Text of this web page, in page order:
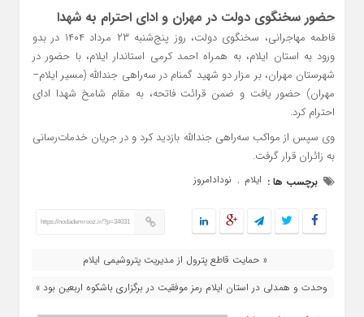
حضور سخنگوی دولت در مهران و ادای احترام به شهدا
فاطمه مهاجرانی، سخنگوی دولت، روز پنج‌شنبه ۲۳ مرداد ۱۴۰۴ در بدو
ورود به استان ایلام، به همراه احمد کرمی استاندار ایلام، با حضور در
شهرستان مهران، بر مزار دو شهید گمنام در سه‌راهی جندالله (مسیر ایلام–
مهران) حضور یافت و ضمن قرائت فاتحه، به مقام شامخ شهدا ادای
احترام کرد.
وی سپس از مواکب سه‌راهی جندالله بازدید کرد و در جریان خدمات‌رسانی
به زائران قرار گرفت.
برچسب ها : ایلام , نودادامروز
https://nodademrooz.ir/?p=34031
« حمایت قاطع پترول از مدیریت پتروشیمی ایلام
وحدت و همدلی در استان ایلام رمز موفقیت در برگزاری باشکوه اربعین بود »